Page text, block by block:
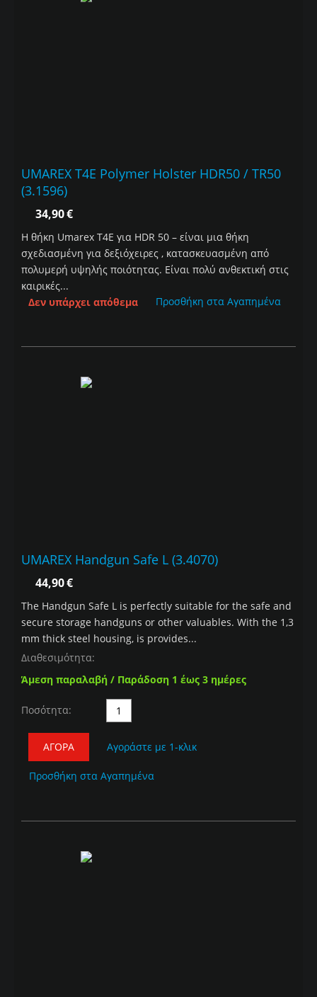
UMAREX T4E Polymer Holster HDR50 / TR50
(3.1596)
34,90€
Η θήκη Umarex T4E για HDR 50 – είναι μια θήκη
σχεδιασμένη για δεξιόχειρες , κατασκευασμένη από
πολυμερή υψηλής ποιότητας. Είναι πολύ ανθεκτική στις
καιρικές...
Δεν υπάρχει απόθεμα
Προσθήκη στα Αγαπημένα
UMAREX Handgun Safe L (3.4070)
44,90€
The Handgun Safe L is perfectly suitable for the safe and
secure storage handguns or other valuables. With the 1,3
mm thick steel housing, is provides...
Διαθεσιμότητα:
Άμεση παραλαβή / Παράδοση 1 έως 3 ημέρες
Ποσότητα:
ΑΓΟΡΆ Αγοράστε με 1-κλικ
Προσθήκη στα Αγαπημένα